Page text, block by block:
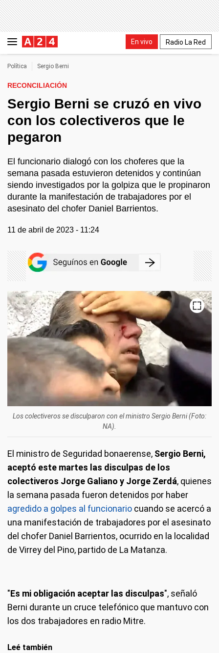
En vivo Radio La Red
Política Sergio Berni
RECONCILIACIÓN
Sergio Berni se cruzó en vivo
con los colectiveros que le
pegaron
El funcionario dialogó con los choferes que la
semana pasada estuvieron detenidos y continúan
siendo investigados por la golpiza que le propinaron
durante la manifestación de trabajadores por el
asesinato del chofer Daniel Barrientos.
11 de abril de 2023 - 11:24
Los colectiveros se disculparon con el ministro Sergio Berni (Foto:
NA).
El ministro de Seguridad bonaerense, Sergio Berni,
aceptó este martes las disculpas de los
colectiveros Jorge Galiano y Jorge Zerdá, quienes
la semana pasada fueron detenidos por haber
agredido a golpes al funcionario cuando se acercó a
una manifestación de trabajadores por el asesinato
del chofer Daniel Barrientos, ocurrido en la localidad
de Virrey del Pino, partido de La Matanza.
"Es mi obligación aceptar las disculpas", señaló
Berni durante un cruce telefónico que mantuvo con
los dos trabajadores en radio Mitre.
Leé también